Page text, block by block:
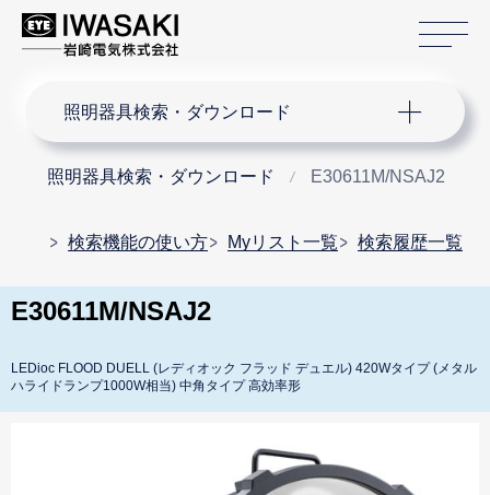
照明器具検索・ダウンロード
照明器具検索・ダウンロード E30611M/NSAJ2
検索機能の使い方 Myリスト一覧 検索履歴一覧
E30611M/NSAJ2
LEDioc FLOOD DUELL (レディオック フラッド デュエル) 420Wタイプ (メタル
ハライドランプ1000W相当) 中角タイプ 高効率形